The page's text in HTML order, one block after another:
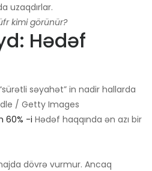
uzaqdırlar.
kimi görünür?
Hədəf
səyahət” in nadir hallarda
/ Getty Images
60% -i Hədəf haqqında ən azı bir
dövrə vurmur. Ancaq